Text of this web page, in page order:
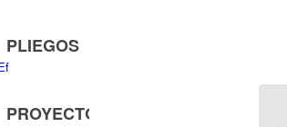
PLIEGOS
PROYECTO